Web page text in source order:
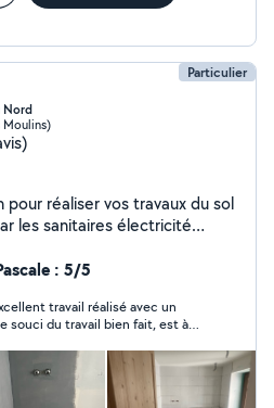
Particulier
Nord
Moulins)
pour réaliser vos travaux du sol
les sanitaires électricité
résine époxy .avec mon
: 5/5
travail réalisé avec un
souci du travail bien fait, est à
à des imprévus électriques
à 100%. Vous pouvez le
encore ?